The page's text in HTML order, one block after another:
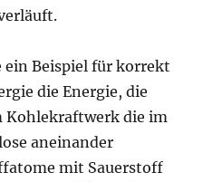
ein Beispiel für korrekt
die Energie, die
Kohlekraftwerk die im
aneinander
mit Sauerstoff